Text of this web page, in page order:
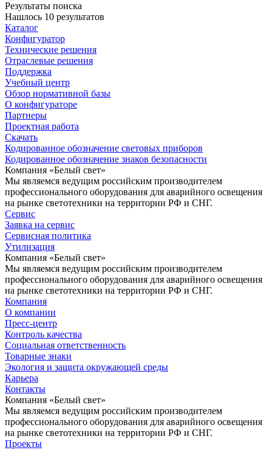
Результаты поиска
Нашлось 10 результатов
Каталог
Конфигуратор
Технические решения
Отраслевые решения
Поддержка
Учебный центр
Обзор нормативной базы
О конфигураторе
Партнеры
Проектная работа
Скачать
Кодированное обозначение световых приборов
Кодированное обозначение знаков безопасности
Компания «Белый свет»
Мы являемся ведущим российским производителем
профессионального оборудования для аварийного освещения
на рынке светотехники на территории РФ и СНГ.
Сервис
Заявка на сервис
Сервисная политика
Утилизация
Компания «Белый свет»
Мы являемся ведущим российским производителем
профессионального оборудования для аварийного освещения
на рынке светотехники на территории РФ и СНГ.
Компания
О компании
Пресс-центр
Контроль качества
Социальная ответственность
Товарные знаки
Экология и защита окружающей среды
Карьера
Контакты
Компания «Белый свет»
Мы являемся ведущим российским производителем
профессионального оборудования для аварийного освещения
на рынке светотехники на территории РФ и СНГ.
Проекты